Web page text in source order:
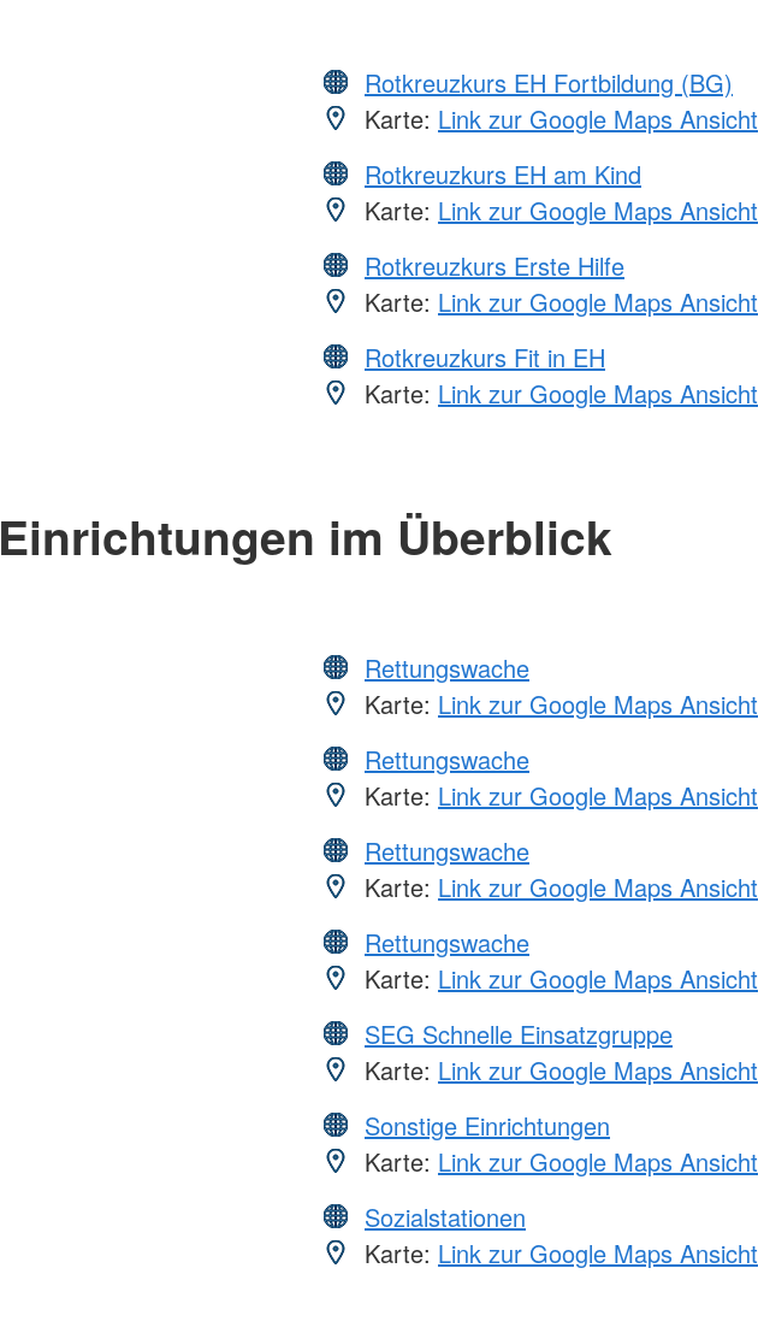
Rotkreuzkurs EH Fortbildung (BG)
Karte: Link zur Google Maps Ansicht
Rotkreuzkurs EH am Kind
Karte: Link zur Google Maps Ansicht
Rotkreuzkurs Erste Hilfe
Karte: Link zur Google Maps Ansicht
Rotkreuzkurs Fit in EH
Karte: Link zur Google Maps Ansicht
Einrichtungen im Überblick
Rettungswache
Karte: Link zur Google Maps Ansicht
Rettungswache
Karte: Link zur Google Maps Ansicht
Rettungswache
Karte: Link zur Google Maps Ansicht
Rettungswache
Karte: Link zur Google Maps Ansicht
SEG Schnelle Einsatzgruppe
Karte: Link zur Google Maps Ansicht
Sonstige Einrichtungen
Karte: Link zur Google Maps Ansicht
Sozialstationen
Karte: Link zur Google Maps Ansicht